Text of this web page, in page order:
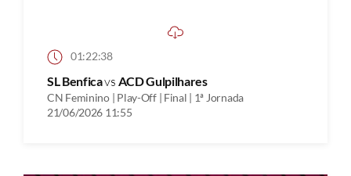
01:22:38
SL Benficavs ACD Gulpilhares
CN Feminino | Play-Off | Final | 1ª Jornada
21/06/2026 11:55